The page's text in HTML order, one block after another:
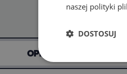
OPIS
naszej polityki
DOSTOSUJ